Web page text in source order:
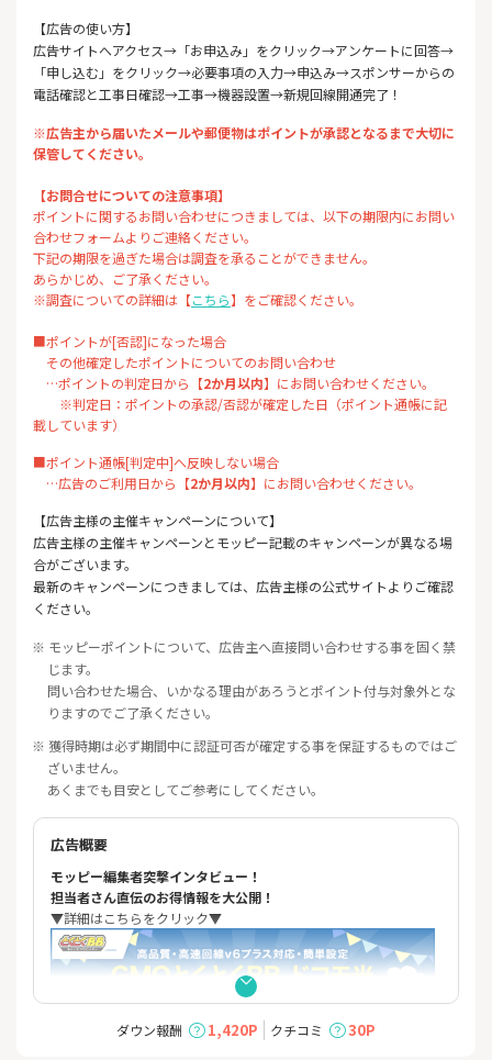
【広告の使い方】
広告サイトへアクセス→「お申込み」をクリック→アンケートに回答→
「申し込む」をクリック→必要事項の入力→申込み→スポンサーからの
電話確認と工事日確認→工事→機器設置→新規回線開通完了！
※広告主から届いたメールや郵便物はポイントが承認となるまで大切に
保管してください。
【お問合せについての注意事項】
ポイントに関するお問い合わせにつきましては、以下の期限内にお問い
合わせフォームよりご連絡ください。
下記の期限を過ぎた場合は調査を承ることができません。
あらかじめ、ご了承ください。
※調査についての詳細は【こちら】をご確認ください。
■ポイントが[否認]になった場合
その他確定したポイントについてのお問い合わせ
…ポイントの判定日から【2か月以内】にお問い合わせください。
※判定日：ポイントの承認/否認が確定した日（ポイント通帳に記
載しています）
■ポイント通帳[判定中]へ反映しない場合
…広告のご利用日から【2か月以内】にお問い合わせください。
【広告主様の主催キャンペーンについて】
広告主様の主催キャンペーンとモッピー記載のキャンペーンが異なる場
合がございます。
最新のキャンペーンにつきましては、広告主様の公式サイトよりご確認
ください。
※ モッピーポイントについて、広告主へ直接問い合わせする事を固く禁
じます。
問い合わせた場合、いかなる理由があろうとポイント付与対象外とな
りますのでご了承ください。
※ 獲得時期は必ず期間中に認証可否が確定する事を保証するものではご
ざいません。
あくまでも目安としてご参考にしてください。
広告概要
モッピー編集者突撃インタビュー！
担当者さん直伝のお得情報を大公開！
▼詳細はこちらをクリック▼
ダウン報酬 1,420P クチコミ 30P